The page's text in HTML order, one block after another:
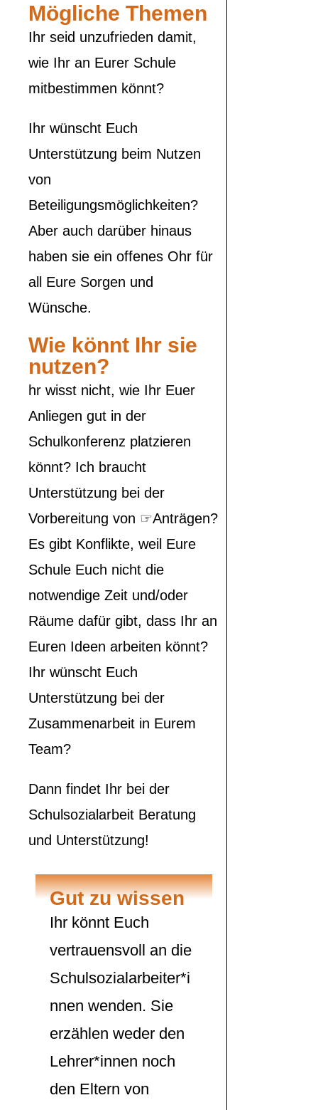
Mögliche Themen
Ihr seid unzufrieden damit,
wie Ihr an Eurer Schule
mitbestimmen könnt?
Ihr wünscht Euch
Unterstützung beim Nutzen
von
Beteiligungsmöglichkeiten?
Aber auch darüber hinaus
haben sie ein offenes Ohr für
all Eure Sorgen und
Wünsche.
Wie könnt Ihr sie
nutzen?
hr wisst nicht, wie Ihr Euer
Anliegen gut in der
Schulkonferenz platzieren
könnt? Ich braucht
Unterstützung bei der
Vorbereitung von ☞Anträgen?
Es gibt Konflikte, weil Eure
Schule Euch nicht die
notwendige Zeit und/oder
Räume dafür gibt, dass Ihr an
Euren Ideen arbeiten könnt?
Ihr wünscht Euch
Unterstützung bei der
Zusammenarbeit in Eurem
Team?
Dann findet Ihr bei der
Schulsozialarbeit Beratung
und Unterstützung!
Gut zu wissen
Ihr könnt Euch
vertrauensvoll an die
Schulsozialarbeiter*i
nnen wenden. Sie
erzählen weder den
Lehrer*innen noch
den Eltern von